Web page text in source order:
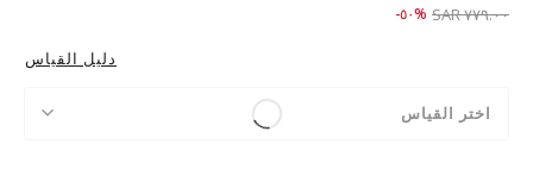
Price reduced from
٧٧٩.٠٠ SAR to ٣٨٩.٠٠ SAR%٥٠-
دليل القياس
اختر القياس